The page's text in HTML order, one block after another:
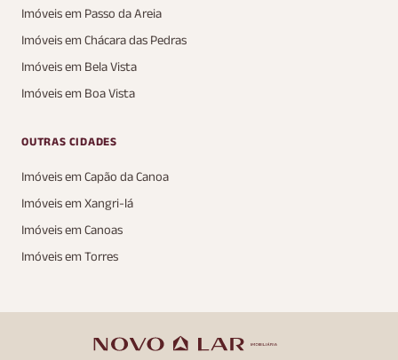
Imóveis em Passo da Areia
Imóveis em Chácara das Pedras
Imóveis em Bela Vista
Imóveis em Boa Vista
OUTRAS CIDADES
Imóveis em Capão da Canoa
Imóveis em Xangri-lá
Imóveis em Canoas
Imóveis em Torres